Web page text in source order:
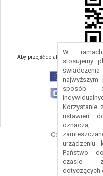
W
stosujemy
sposób
Korzystanie
ustawień
urządzeniu
Państwo
czasie
dotyczących
Aby przejść do aktualności
Strefa
Copyright ©
Projekt i